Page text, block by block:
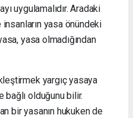
uygulamalıdır. Aradaki
yasa önündeki
yasa olmadığından
yargıç yasaya
bağlı olduğunu bilir.
bir yasanın hukuken de